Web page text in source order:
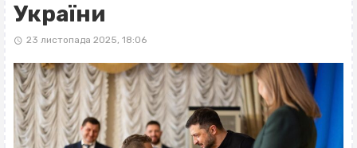
України
23 листопада 2025, 18:06